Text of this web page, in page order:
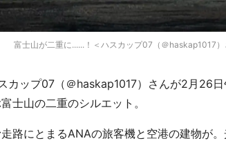
富士山が二重に......！＜ハスカップ07（＠haskap1017）
カップ07（＠haskap1017）さんが2月26日
士山の二重のシルエット。
路にとまるANAの旅客機と空港の建物が